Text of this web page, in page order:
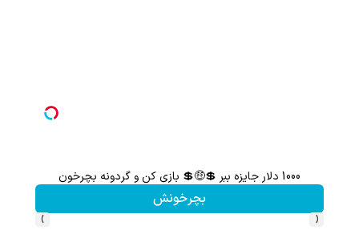
1000 دلار جایزه ببر 💲🤑💲 بازی کن و گردونه بچرخون
بچرخونش
‹
›